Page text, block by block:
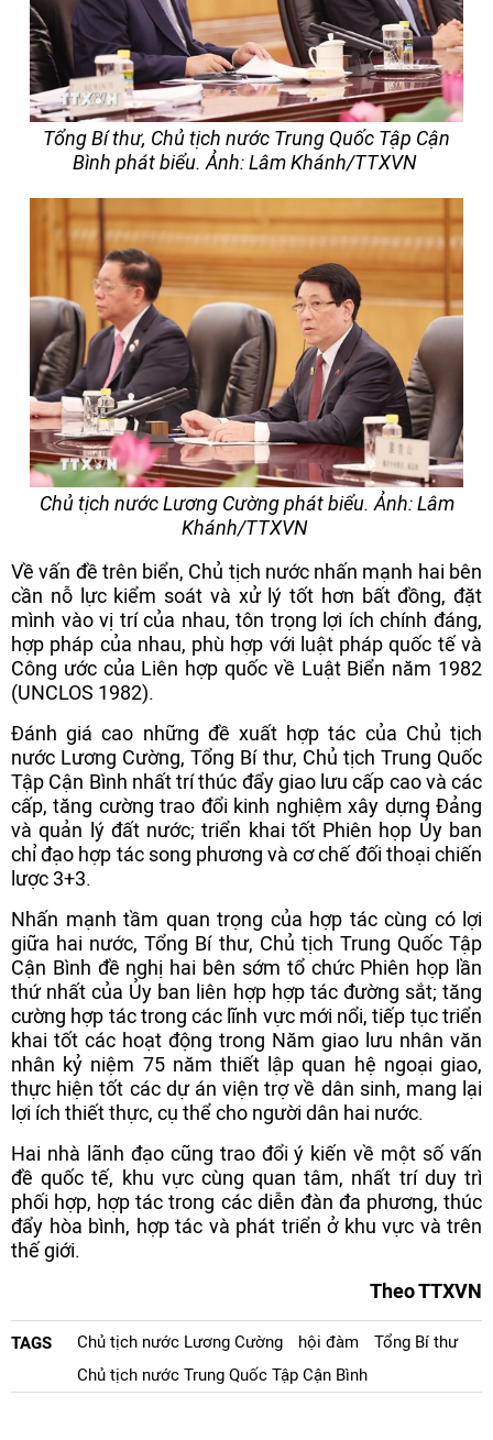
Tổng Bí thư, Chủ tịch nước Trung Quốc Tập Cận
Bình phát biểu. Ảnh: Lâm Khánh/TTXVN
Chủ tịch nước Lương Cường phát biểu. Ảnh: Lâm
Khánh/TTXVN
Về vấn đề trên biển, Chủ tịch nước nhấn mạnh hai bên
cần nỗ lực kiểm soát và xử lý tốt hơn bất đồng, đặt
mình vào vị trí của nhau, tôn trọng lợi ích chính đáng,
hợp pháp của nhau, phù hợp với luật pháp quốc tế và
Công ước của Liên hợp quốc về Luật Biển năm 1982
(UNCLOS 1982).
Đánh giá cao những đề xuất hợp tác của Chủ tịch
nước Lương Cường, Tổng Bí thư, Chủ tịch Trung Quốc
Tập Cận Bình nhất trí thúc đẩy giao lưu cấp cao và các
cấp, tăng cường trao đổi kinh nghiệm xây dựng Đảng
và quản lý đất nước; triển khai tốt Phiên họp Ủy ban
chỉ đạo hợp tác song phương và cơ chế đối thoại chiến
lược 3+3.
Nhấn mạnh tầm quan trọng của hợp tác cùng có lợi
giữa hai nước, Tổng Bí thư, Chủ tịch Trung Quốc Tập
Cận Bình đề nghị hai bên sớm tổ chức Phiên họp lần
thứ nhất của Ủy ban liên hợp hợp tác đường sắt; tăng
cường hợp tác trong các lĩnh vực mới nổi, tiếp tục triển
khai tốt các hoạt động trong Năm giao lưu nhân văn
nhân kỷ niệm 75 năm thiết lập quan hệ ngoại giao,
thực hiện tốt các dự án viện trợ về dân sinh, mang lại
lợi ích thiết thực, cụ thể cho người dân hai nước.
Hai nhà lãnh đạo cũng trao đổi ý kiến về một số vấn
đề quốc tế, khu vực cùng quan tâm, nhất trí duy trì
phối hợp, hợp tác trong các diễn đàn đa phương, thúc
đẩy hòa bình, hợp tác và phát triển ở khu vực và trên
thế giới.
Theo TTXVN
TAGS Chủ tịch nước Lương Cường hội đàm
Tổng Bí thư
Chủ tịch nước Trung Quốc Tập Cận Bình